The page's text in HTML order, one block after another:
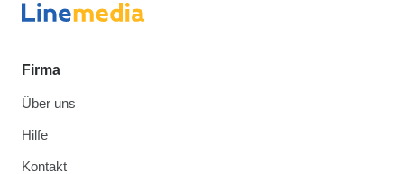
Firma
Über uns
Hilfe
Kontakt